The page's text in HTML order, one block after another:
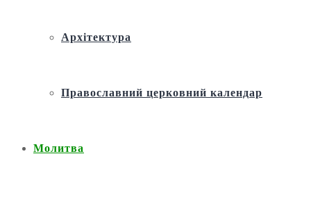
Архітектура
Православний церковний календар
Молитва